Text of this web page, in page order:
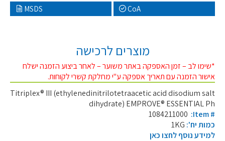
MSDS CoA
מוצרים לרכישה
*שימו לב – זמן האספקה באתר משוער – לאחר ביצוע הזמנה ישלח
אישור הזמנה עם תאריך אספקה ע"י מחלקת קשרי לקוחות.
Titriplex® III (ethylenedinitrilotetraacetic acid disodium salt
dihydrate) EMPROVE® ESSENTIAL Ph
1084211000 :Item #
כמות יח':
למידע נוסף לחצו כאן